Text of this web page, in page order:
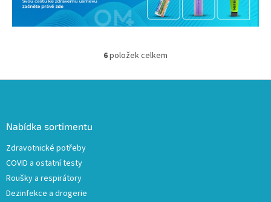
O
l
6položek celkem
Nabídka sortimentu
Zdravotnické potřeby
COVID a ostatní testy
Roušky a respirátory
Dezinfekce a drogerie